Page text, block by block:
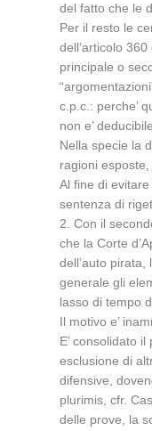
del fatto che le
Per il resto le
dell’articolo
principale o
c.p.c.: perche’
non e’
Nella specie la
ragioni
Al fine di
sentenza di
2. Con il
che la Corte
dell’auto
generale gli
lasso di tempo
Il motivo e’
E’ consolidato
esclusione di
difensive,
plurimis, cfr.
delle prove, la